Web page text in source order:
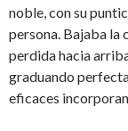
noble, con su
persona. Bajaba la
perdida hacia
graduando
eficaces